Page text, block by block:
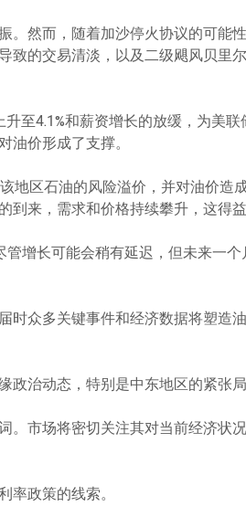
然而，随着加沙停火协议的可能
的交易清淡，以及二级飓风贝里
至4.1%和薪资增长的放缓，为美
价形成了支撑。
区石油的风险溢价，并对油价造成
来，需求和价格持续攀升，这得
长可能会稍有延迟，但未来一个
众多关键事件和经济数据将塑造
治动态，特别是中东地区的紧张局
市场将密切关注其对当前经济状
政策的线索。